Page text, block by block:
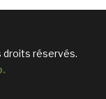
droits réservés.
.